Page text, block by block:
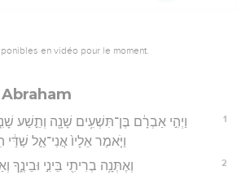
en vidéo pour le moment.
1
וַיְהִ֣י אַבְרָ֔ם בֶּן־תִּשְׁעִ֥ים שָׁנָ֖ה וְתֵ֣שַׁע
וַיֹּ֤אמֶר אֵלָיו֙ אֲנִי־אֵ֣ל
2 וְאֶתְּנָ֥ה בְרִיתִ֖י בֵּינִ֣י